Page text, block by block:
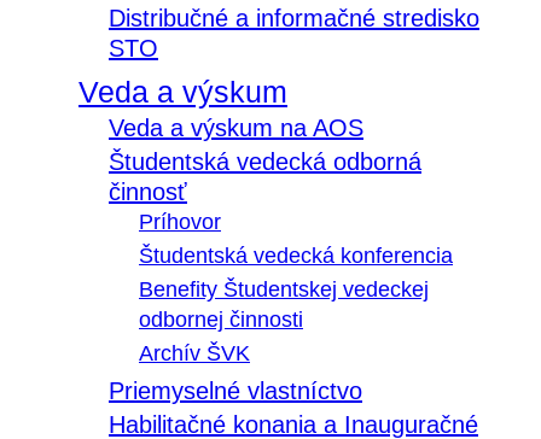
Distribučné a informačné stredisko
STO
Veda a výskum
Veda a výskum na AOS
Študentská vedecká odborná
činnosť
Príhovor
Študentská vedecká konferencia
Benefity Študentskej vedeckej
odbornej činnosti
Archív ŠVK
Priemyselné vlastníctvo
Habilitačné konania a Inauguračné